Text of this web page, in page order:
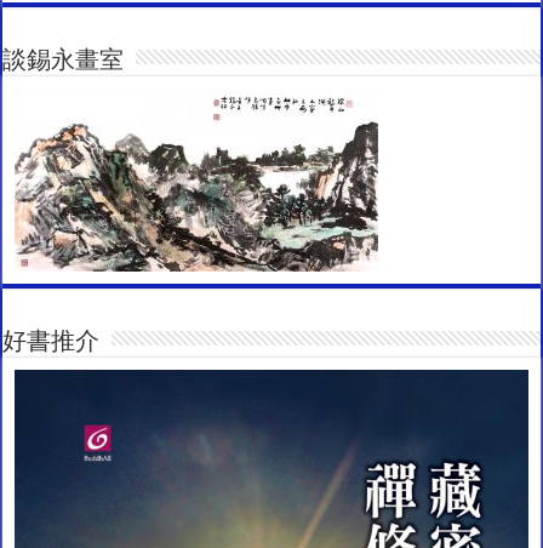
談錫永畫室
好書推介